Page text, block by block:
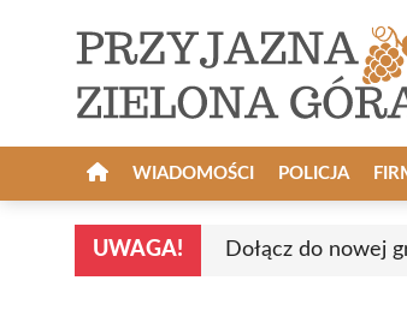
WIADOMOŚCI POLICJA
UWAGA! Dołącz do nowej